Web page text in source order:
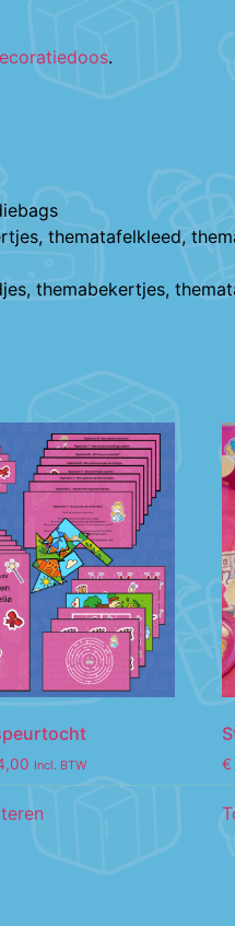
.
thematafelkleed,
themabekertjes,
Incl. BTW €